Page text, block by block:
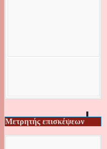
Μετρητής επισκέψεων